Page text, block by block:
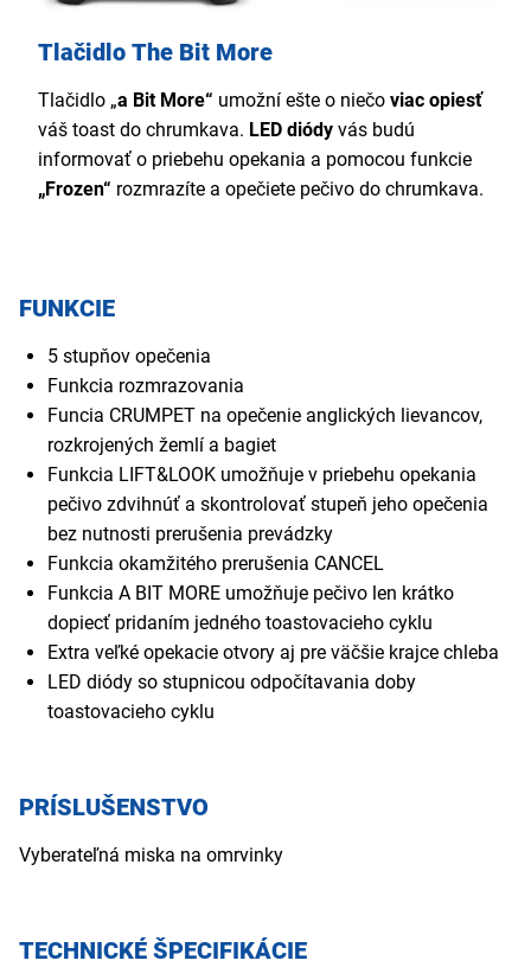
Tlačidlo The Bit More
Tlačidlo „a Bit More“ umožní ešte o niečo viac opiesť
váš toast do chrumkava. LED diódy vás budú
informovať o priebehu opekania a pomocou funkcie
„Frozen“ rozmrazíte a opečiete pečivo do chrumkava.
FUNKCIE
5 stupňov opečenia
Funkcia rozmrazovania
Funcia CRUMPET na opečenie anglických lievancov,
rozkrojených žemlí a bagiet
Funkcia LIFT&LOOK umožňuje v priebehu opekania
pečivo zdvihnúť a skontrolovať stupeň jeho opečenia
bez nutnosti prerušenia prevádzky
Funkcia okamžitého prerušenia CANCEL
Funkcia A BIT MORE umožňuje pečivo len krátko
dopiecť pridaním jedného toastovacieho cyklu
Extra veľké opekacie otvory aj pre väčšie krajce chleba
LED diódy so stupnicou odpočítavania doby
toastovacieho cyklu
PRÍSLUŠENSTVO
Vyberateľná miska na omrvinky
TECHNICKÉ ŠPECIFIKÁCIE